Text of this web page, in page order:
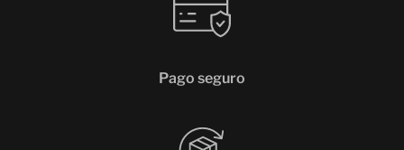
Pago seguro